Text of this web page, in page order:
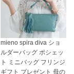
mieno spira diva ショ
ルダーバッグ ポシェッ
ト ミニバッグ フリンジ
ギフト プレゼント 母の